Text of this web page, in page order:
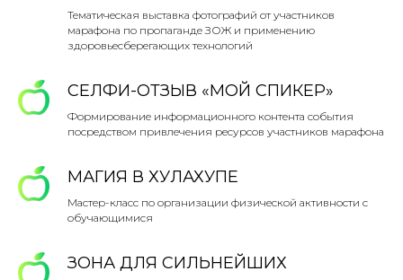
Тематическая выставка фотографий от участников
марафона по пропаганде ЗОЖ и применению
здоровьесберегающих технологий
СЕЛФИ-ОТЗЫВ «МОЙ СПИКЕР»
Формирование информационного контента события
посредством привлечения ресурсов участников марафона
МАГИЯ В ХУЛАХУПЕ
Мастер-класс по организации физической активности с
обучающимися
ЗОНА ДЛЯ СИЛЬНЕЙШИХ